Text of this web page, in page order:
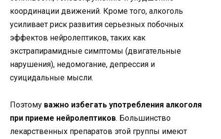
координации движений. Кроме того, алкоголь
усиливает риск развития серьезных побочных
эффектов нейролептиков, таких как
экстрапирамидные симптомы (двигательные
нарушения), недомогание, депрессия и
суицидальные мысли.
Поэтому важно избегать употребления алкоголя
при приеме нейролептиков. Большинство
лекарственных препаратов этой группы имеют